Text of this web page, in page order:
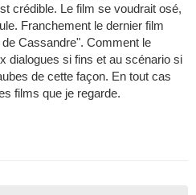
crédible. Le film se voudrait osé,
Franchement le dernier film
Cassandre". Comment le
dialogues si fins et au scénario si
de cette façon. En tout cas
films que je regarde.